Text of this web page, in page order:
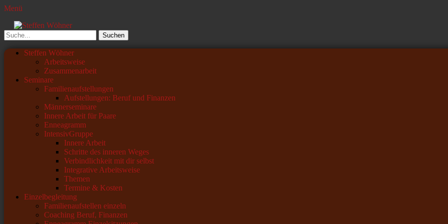
Menü
Steffen Wöhner
Lehrer und Seminarleiter
Suchen
nach:
Primäres
Zum
Steffen Wöhner
Arbeitsweise
Zusammenarbeit
Seminare
Familienaufstellungen
Aufstellungen: Beruf und Finanzen
Männerseminare
Innere Arbeit für Paare
Enneagramm
IntensivGruppe
Innere Arbeit
Schritte des inneren Weges
Verbindlichkeit mit dir selbst
Integrative Arbeitsweise
Themen
Termine & Kosten
Einzelbegleitung
Familienaufstellen einzeln
Coaching Beruf, Finanzen